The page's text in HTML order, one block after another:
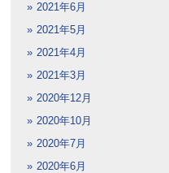
2021年6月
2021年5月
2021年4月
2021年3月
2020年12月
2020年10月
2020年7月
2020年6月